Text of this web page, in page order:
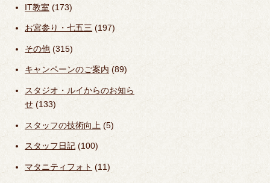
IT教室 (173)
お宮参り・七五三 (197)
その他 (315)
キャンペーンのご案内 (89)
スタジオ・ルイからのお知ら
せ (133)
スタッフの技術向上 (5)
スタッフ日記 (100)
マタニティフォト (11)